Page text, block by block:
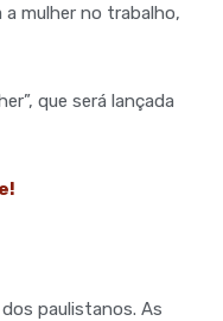
mulher no trabalho,
que será lançada
paulistanos. As